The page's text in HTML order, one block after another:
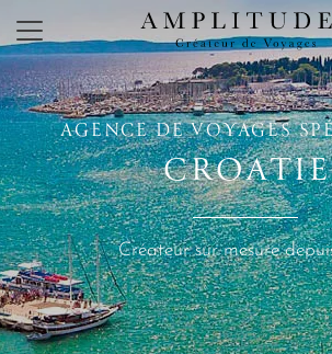
×
AGENCE DE VOYAGES
CROATIE
Créateur sur mesure